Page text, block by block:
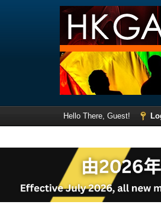
Hello There, Guest!